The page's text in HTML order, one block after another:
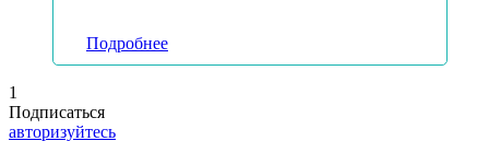
Подробнее
1
Подписаться
авторизуйтесь